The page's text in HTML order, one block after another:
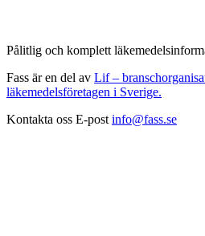
Pålitlig och komplett
Fass är en del av Lif –
läkemedelsföretagen i Sverige.
Kontakta oss E-post info@fass.se